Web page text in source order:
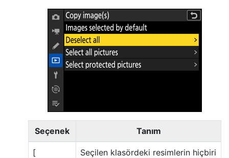
Seçenek Tanım
[
Seçilen klasördeki resimlerin hiçbiri